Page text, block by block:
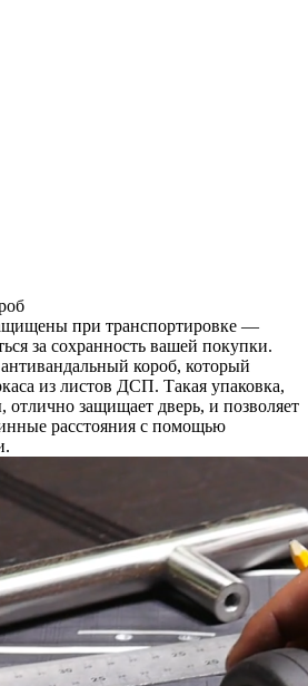
при транспортировке —
за сохранность вашей покупки.
короб, который
из листов ДСП. Такая упаковка,
отлично защищает дверь, и позволяет
расстояния с помощью